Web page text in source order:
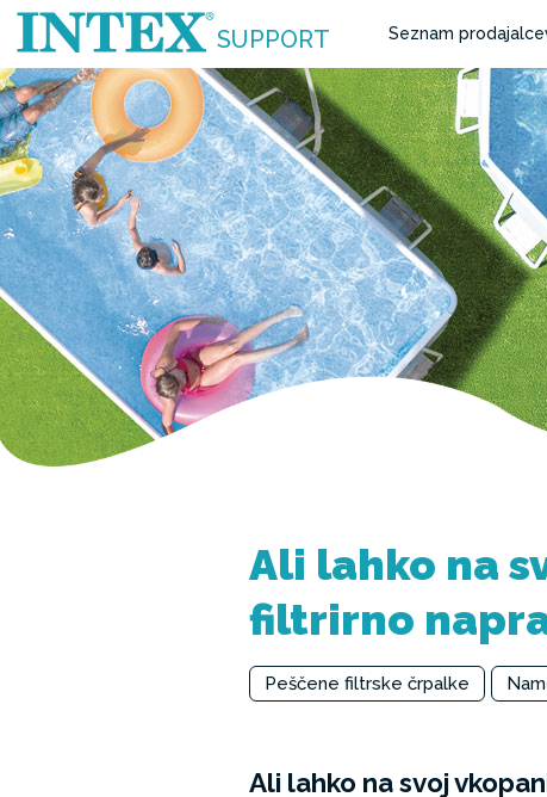
SUPPORT Seznam
Ali lahko na
filtrirno
Peščene filtrske črpalke
Ali lahko na svoj